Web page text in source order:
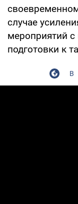
случае
мероприятий
подготовки к